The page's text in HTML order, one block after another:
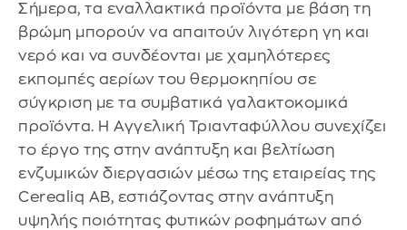
Σήμερα, τα εναλλακτικά προϊόντα με βάση τη
βρώμη μπορούν να απαιτούν λιγότερη γη και
νερό και να συνδέονται με χαμηλότερες
εκπομπές αερίων του θερμοκηπίου σε
σύγκριση με τα συμβατικά γαλακτοκομικά
προϊόντα. Η Αγγελική Τριανταφύλλου συνεχίζει
το έργο της στην ανάπτυξη και βελτίωση
ενζυμικών διεργασιών μέσω της εταιρείας της
Cerealiq AB, εστιάζοντας στην ανάπτυξη
υψηλής ποιότητας φυτικών ροφημάτων από